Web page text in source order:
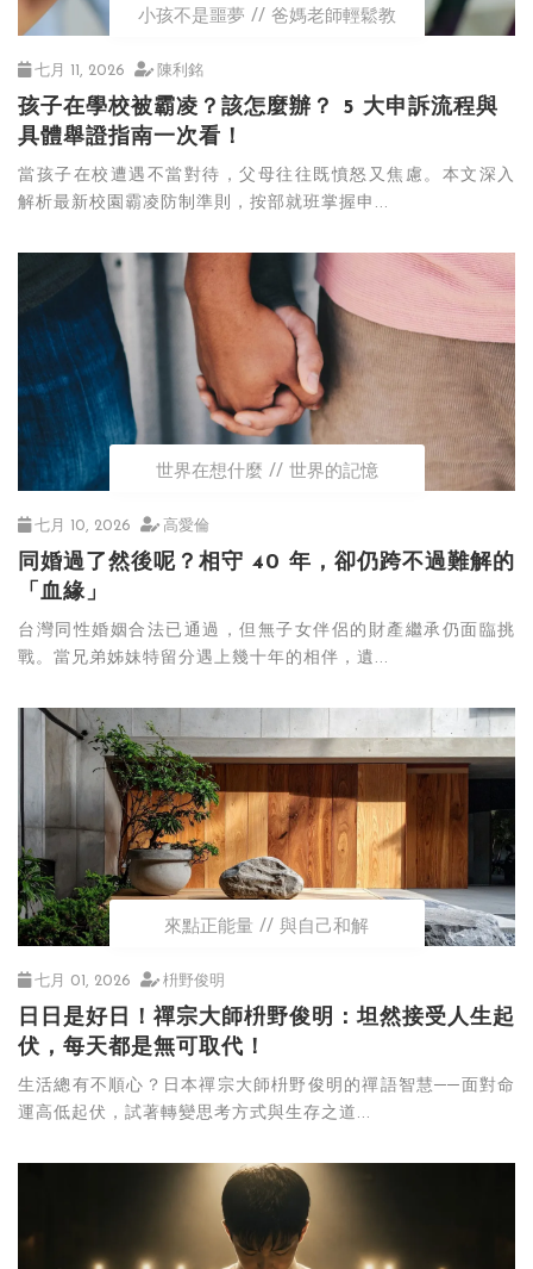
小孩不是噩夢 爸媽老師輕鬆教
七月 11, 2026 陳利銘
孩子在學校被霸凌？該怎麼辦？ 5 大申訴流程與
具體舉證指南一次看！
當孩子在校遭遇不當對待，父母往往既憤怒又焦慮。本文深入
解析最新校園霸凌防制準則，按部就班掌握申...
世界在想什麼 世界的記憶
七月 10, 2026 高愛倫
同婚過了然後呢？相守 40 年，卻仍跨不過難解的
「血緣」
台灣同性婚姻合法已通過，但無子女伴侶的財產繼承仍面臨挑
戰。當兄弟姊妹特留分遇上幾十年的相伴，遺...
來點正能量 與自己和解
七月 01, 2026 枡野俊明
日日是好日！禪宗大師枡野俊明：坦然接受人生起
伏，每天都是無可取代！
生活總有不順心？日本禪宗大師枡野俊明的禪語智慧──面對命
運高低起伏，試著轉變思考方式與生存之道...